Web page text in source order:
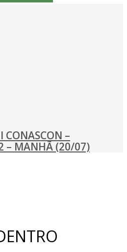
–
MANHÃ (20/07)